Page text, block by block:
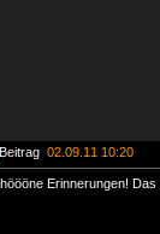
02.09.11 10:20
Erinnerungen!